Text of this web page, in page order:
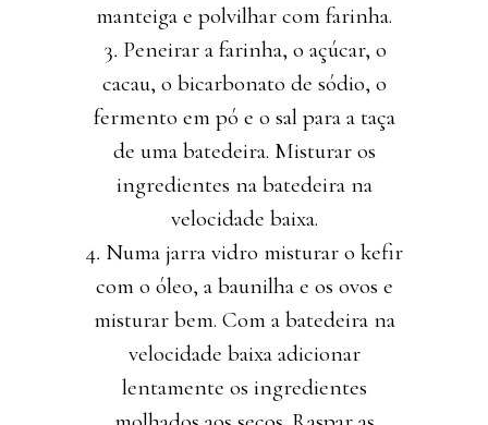
manteiga e polvilhar com farinha.
Peneirar a farinha, o açúcar, o
cacau, o bicarbonato de sódio, o
fermento em pó e o sal para a taça
de uma batedeira. Misturar os
ingredientes na batedeira na
velocidade baixa.
Numa jarra vidro misturar o kefir
com o óleo, a baunilha e os ovos e
misturar bem. Com a batedeira na
velocidade baixa adicionar
lentamente os ingredientes